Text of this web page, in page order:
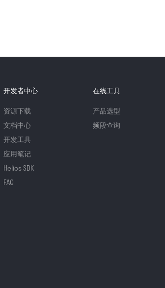
开发者中心
资源下载
文档中心
开发工具
应用笔记
Helios SDK
FAQ
在线工具
产品选型
频段查询